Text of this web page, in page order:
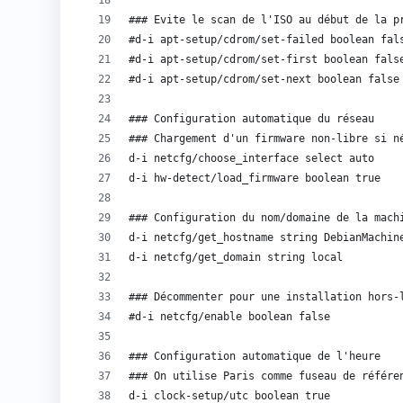
### Evite le scan de l'ISO au début de la
#d-i apt-setup/cdrom/set-failed boolean
#d-i apt-setup/cdrom/set-first boolean
#d-i apt-setup/cdrom/set-next boolean false
### Configuration automatique du réseau
### Chargement d'un firmware non-libre si
d-i netcfg/choose_interface select auto
d-i hw-detect/load_firmware boolean true
### Configuration du nom/domaine de la
d-i netcfg/get_hostname string
d-i netcfg/get_domain string local
### Décommenter pour une installation
#d-i netcfg/enable boolean false
### Configuration automatique de l'heure
### On utilise Paris comme fuseau de
d-i clock-setup/utc boolean true